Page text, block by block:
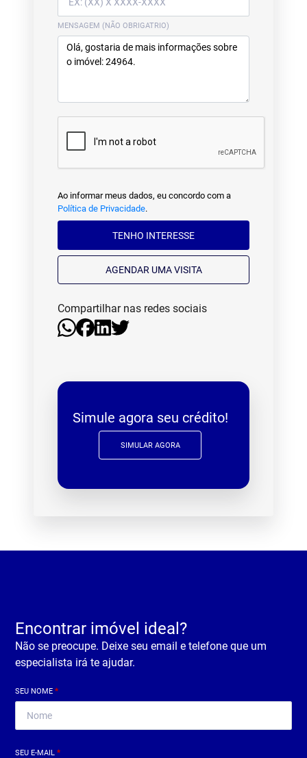
MENSAGEM (NÃO OBRIGATRIO)
Ao informar meus dados, eu concordo com a
Política de Privacidade.
TENHO INTERESSE
AGENDAR UMA VISITA
Compartilhar nas redes sociais
Simule agora seu crédito!
SIMULAR AGORA
Encontrar imóvel ideal?
Não se preocupe. Deixe seu email e telefone que um
especialista irá te ajudar.
SEU NOME*
SEU E-MAIL*